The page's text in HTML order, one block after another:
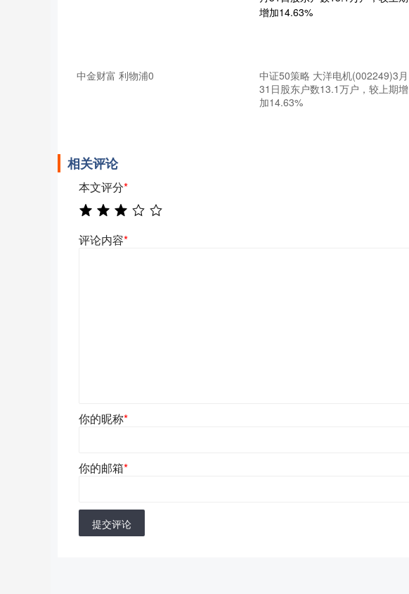
中金财富 利物浦0
中证50策略 大洋电机(002249)3月
31日股东户数13.1万户，较上期增
加14.63%
相关评论
本文评分*
评论内容*
你的昵称*
你的邮箱*
提交评论